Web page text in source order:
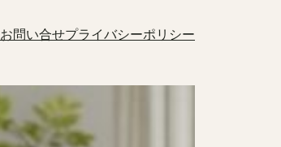
お問い合せプライバシーポリシー